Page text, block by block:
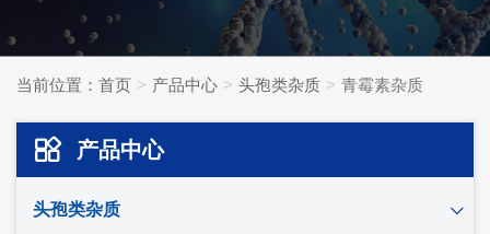
当前位置： 首页 产品中心 头孢类杂质 青霉素杂质
产品中心
头孢类杂质